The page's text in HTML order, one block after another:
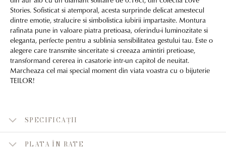
Stories. Sofisticat si atemporal, acesta surprinde delicat amestecul
dintre emotie, stralucire si simbolistica iubirii impartasite. Montura
rafinata pune in valoare piatra pretioasa, oferindu-i luminozitate si
eleganta, perfecte pentru a sublinia sensibilitatea gestului tau. Este o
alegere care transmite sinceritate si creeaza amintiri pretioase,
transformand cererea in casatorie intr-un capitol de neuitat.
Marcheaza cel mai special moment din viata voastra cu o bijuterie
TEILOR!
SPECIFICAȚII
PLATA ÎN RATE